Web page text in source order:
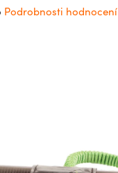
Podrobnosti hodnocení